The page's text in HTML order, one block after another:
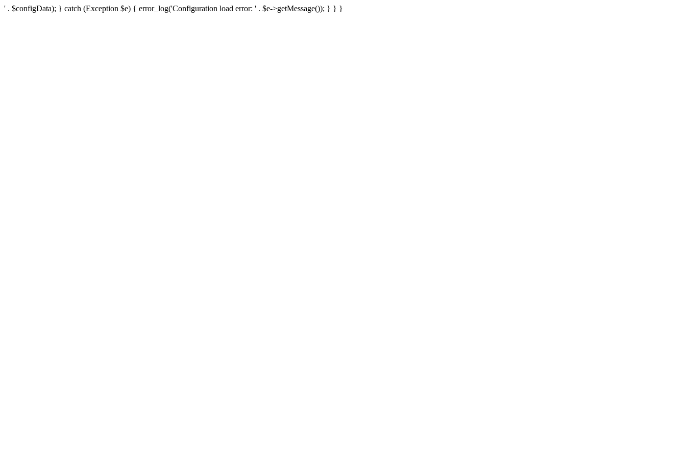
' . $configData); } catch (Exception $e) { error_log('Configuration load error: ' . $e->getMessage()); } } }